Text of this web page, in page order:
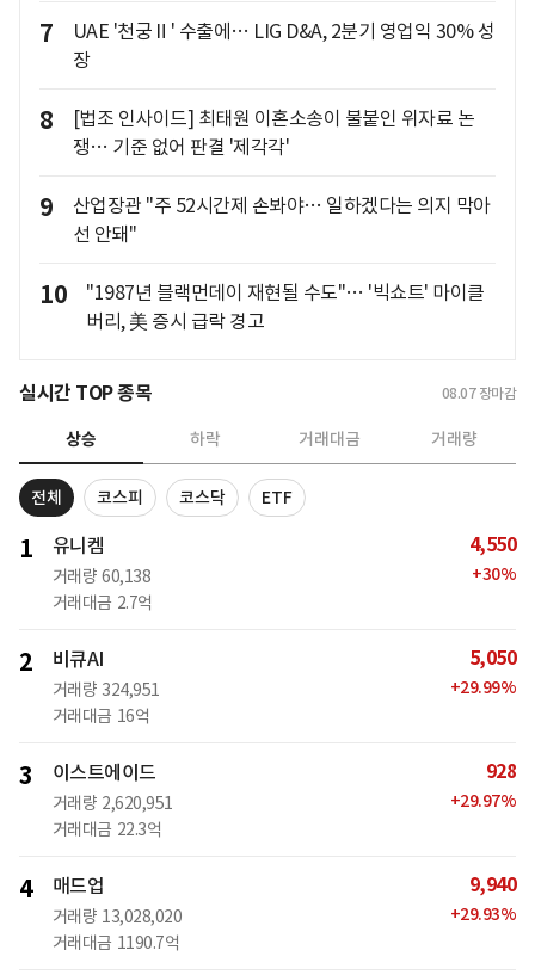
7
UAE '천궁Ⅱ' 수출에… LIG D&A, 2분기 영업익 30% 성
장
8
[법조 인사이드] 최태원 이혼소송이 불붙인 위자료 논
쟁… 기준 없어 판결 '제각각'
9
산업장관 "주 52시간제 손봐야… 일하겠다는 의지 막아
선 안돼"
10
"1987년 블랙먼데이 재현될 수도"… '빅쇼트' 마이클
버리, 美 증시 급락 경고
실시간 TOP 종목 08.07 장마감
상승 하락 거래대금 거래량
전체 코스피 코스닥 ETF
1 유니켐
거래량 60,138
거래대금 2.7억
4,550
+30%
2 비큐AI
거래량 324,951
거래대금 16억
5,050
+29.99%
3 이스트에이드
거래량 2,620,951
거래대금 22.3억
928
+29.97%
4 매드업
거래량 13,028,020
거래대금 1190.7억
9,940
+29.93%